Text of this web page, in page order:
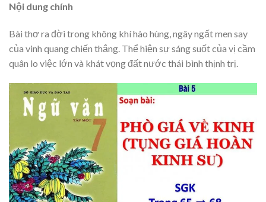
Nội dung chính
Bài thơ ra đời trong không khí hào hùng, ngây ngất men say
của vinh quang chiến thắng. Thể hiện sự sáng suốt của vị cầm
quân lo việc lớn và khát vọng đất nước thái bình thịnh trị.